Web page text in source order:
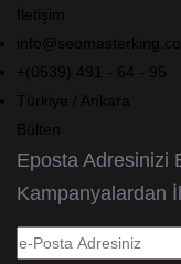
İletişim
+(0539) 491 - 64 - 95
Türkiye / Ankara
Bülten
Eposta Adresinizi
Kampanyalardan